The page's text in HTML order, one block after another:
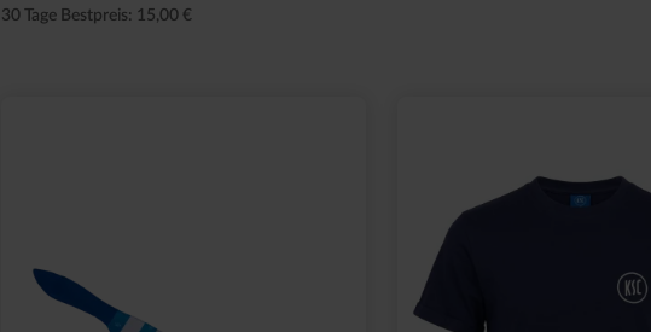
30 Tage Bestpreis: 15,00 €